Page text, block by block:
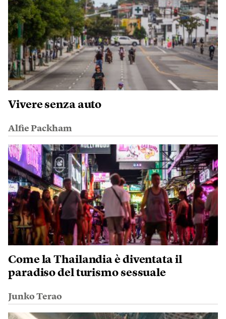
Vivere senza auto
Alfie Packham
Come la Thailandia è diventata il
paradiso del turismo sessuale
Junko Terao